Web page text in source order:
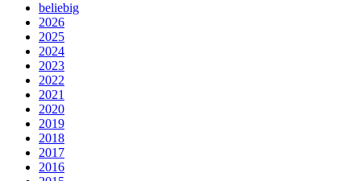
beliebig
2026
2025
2024
2023
2022
2021
2020
2019
2018
2017
2016